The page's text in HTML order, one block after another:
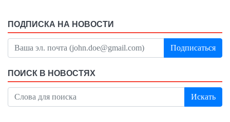
ПОДПИСКА НА НОВОСТИ
Подписаться
ПОИСК В НОВОСТЯХ
Искать